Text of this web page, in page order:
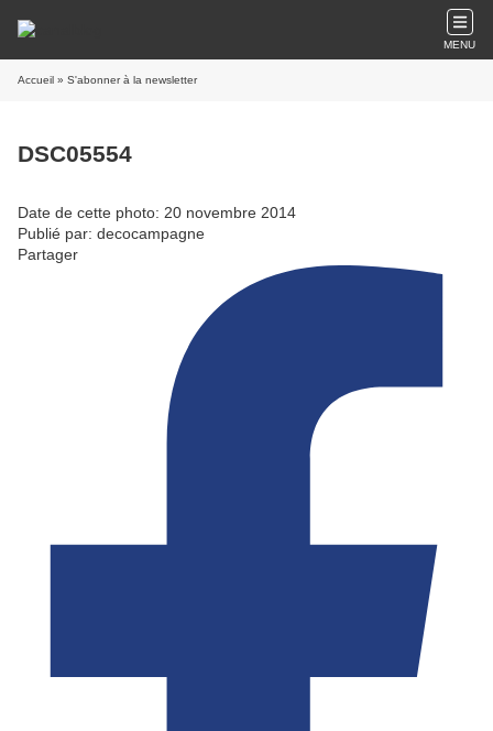
MENU
Accueil » S'abonner à la newsletter
DSC05554
Date de cette photo: 20 novembre 2014
Publié par: decocampagne
Partager